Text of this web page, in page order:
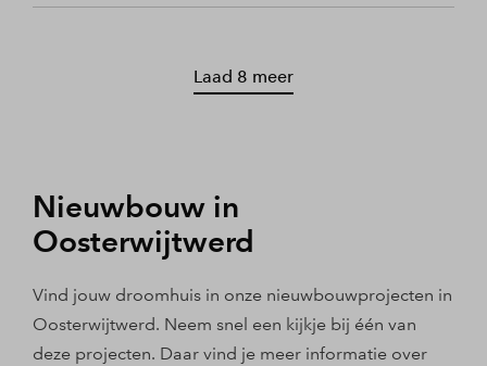
Laad 8 meer
Nieuwbouw in
Oosterwijtwerd
Vind jouw droomhuis in onze nieuwbouwprojecten in
Oosterwijtwerd. Neem snel een kijkje bij één van
deze projecten. Daar vind je meer informatie over